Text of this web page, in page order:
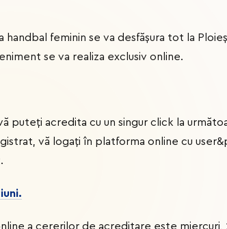
handbal feminin se va desfășura tot la
se va realiza exclusiv online.
puteți acredita cu un singur click la
vă logați în platforma online cu
a cererilor de acreditare este miercuri,